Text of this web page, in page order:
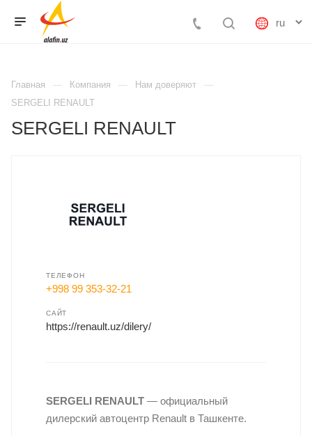
Главная Компания
Нам доверяют
SERGELI RENAULT
SERGELI RENAULT
ТЕЛЕФОН
+998 99 353-32-21
САЙТ
https://renault.uz/dilery/
SERGELI RENAULT — официальный
дилерский автоцентр Renault в Ташкенте.